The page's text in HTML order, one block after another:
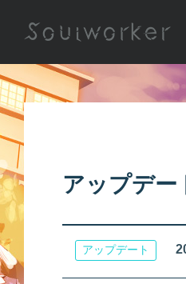
アップデー
アップデート